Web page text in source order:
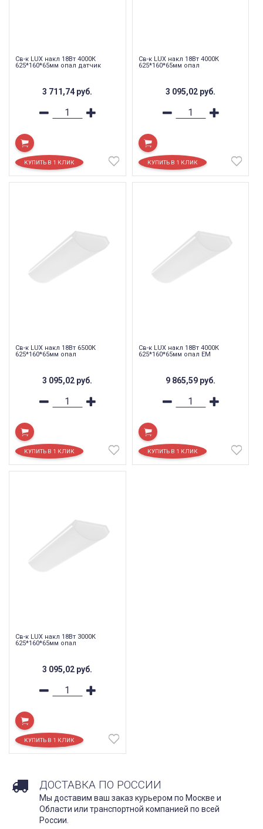
Св-к LUX накл 18Вт 4000К
625*160*65мм опал датчик
3 711,74 руб.
Св-к LUX накл 18Вт 4000К
625*160*65мм опал
3 095,02 руб.
Св-к LUX накл 18Вт 6500К
625*160*65мм опал
3 095,02 руб.
Св-к LUX накл 18Вт 4000К
625*160*65мм опал EM
9 865,59 руб.
Св-к LUX накл 18Вт 3000К
625*160*65мм опал
3 095,02 руб.
ДОСТАВКА ПО РОССИИ
Мы доставим ваш заказ курьером по Москве и
Области или транспортной компанией по всей
России.